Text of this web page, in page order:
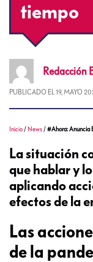
tiempo
Redacción
PUBLICADO EL 19, MAYO
Inicio / News /#Ahora: Anuncia
La situación
que hablar y
aplicando
efectos de la
Las
de la